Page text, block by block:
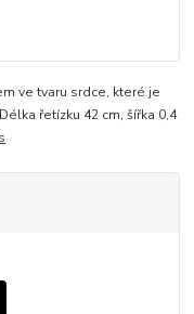
ve tvaru srdce, které je
řetízku 42 cm, šířka 0,4